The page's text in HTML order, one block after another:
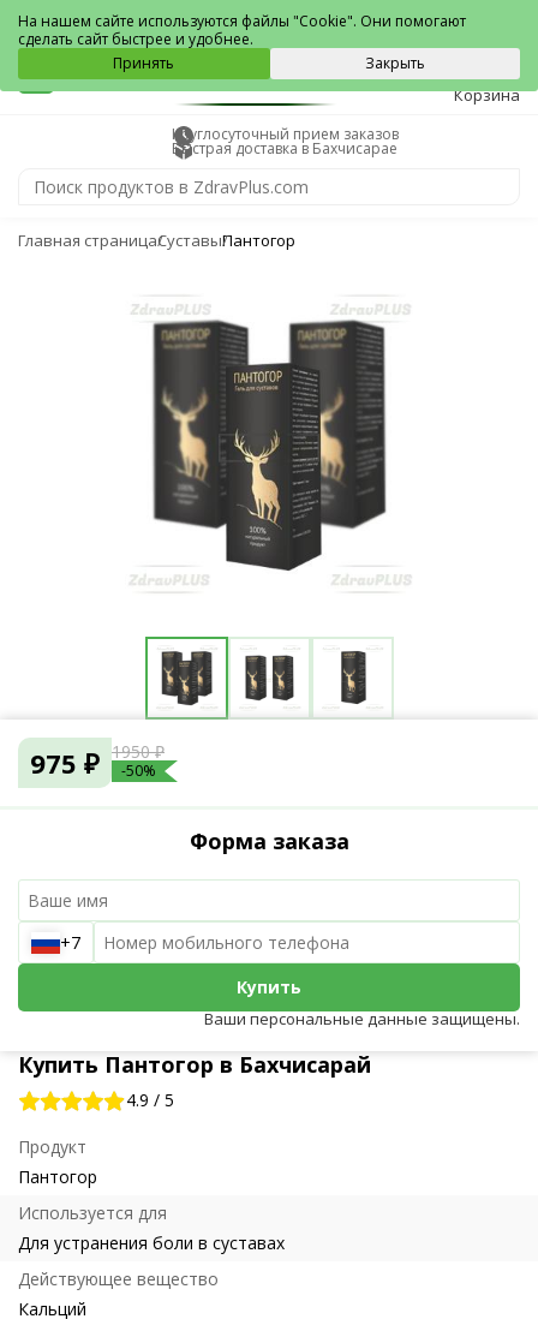
Бахчисарай
0
Корзина
Круглосуточный прием заказов
Быстрая доставка в Бахчисарае
Главная страницаСуставыПантогор
Купить Пантогор в Бахчисарай
4.9 / 5
Продукт
Пантогор
Используется для
Для устранения боли в суставах
Действующее вещество
Кальций
975 ₽ 1950 ₽
-50%
Форма заказа
+7
Купить
Ваши персональные данные защищены.
На нашем сайте используются файлы "Cookie". Они помогают
сделать сайт быстрее и удобнее.
Принять
Закрыть